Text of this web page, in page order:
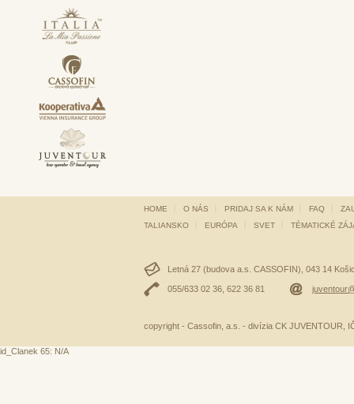
HOME O NÁS PRIDAJ SA K NÁM FAQ
TALIANSKO
EURÓPA SVET TÉMATICKÉ
Letná 27 (budova a.s. CASSOFIN), 043 14
055/633 02 36, 622 36 81
copyright - Cassofin, a.s. - divízia CK JUVENTOUR,
id_Clanek 65: N/A